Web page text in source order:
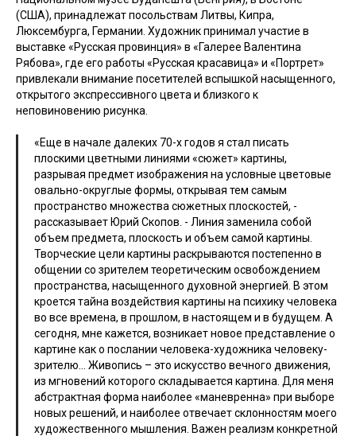
(США), принадлежат посольствам Литвы, Кипра,
Люксембурга, Германии. Художник принимал участие в
выставке «Русская провинция» в «Галерее Валентина
Рябова», где его работы «Русская красавица» и «Портрет»
привлекали внимание посетителей вспышкой насыщенного,
открытого экспрессивного цвета и близкого к
неповиновению рисунка.
«Еще в начале далеких 70-х годов я стал писать
плоскими цветными линиями «сюжет» картины,
разрывая предмет изображения на условные цветовые
овально-округлые формы, открывая тем самым
пространство множества сюжетных плоскостей, -
рассказывает Юрий Скопов. - Линия заменила собой
объем предмета, плоскость и объем самой картины.
Творческие цели картины раскрываются постепенно в
общении со зрителем теоретическим освобождением
пространства, насыщенного духовной энергией. В этом
кроется тайна воздействия картины на психику человека
во все времена, в прошлом, в настоящем и в будущем. А
сегодня, мне кажется, возникает новое представление о
картине как о послании человека-художника человеку-
зрителю… Живопись – это искусство вечного движения,
из мгновений которого складывается картина. Для меня
абстрактная форма наиболее «маневренна» при выборе
новых решений, и наиболее отвечает склонностям моего
художественного мышления. Важен реализм конкретной